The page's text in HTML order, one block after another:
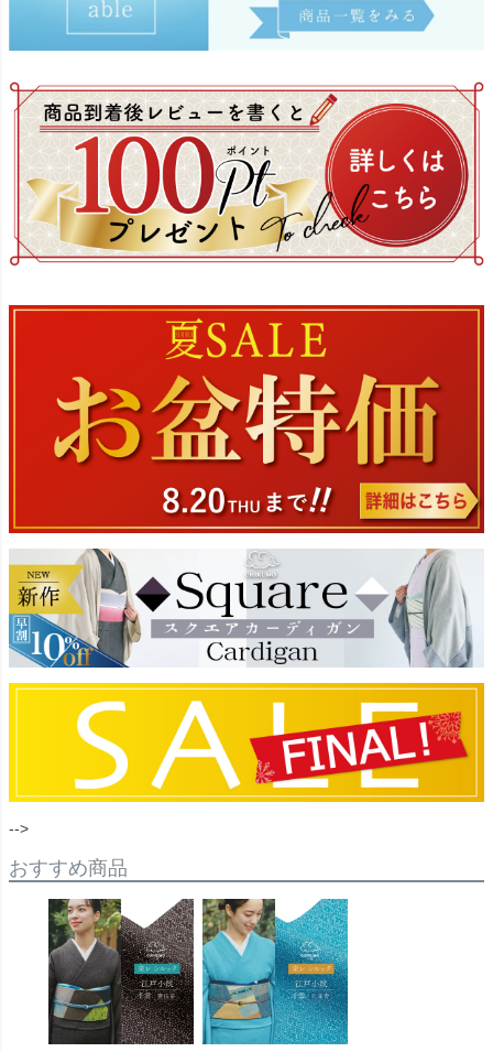
-->
おすすめ商品